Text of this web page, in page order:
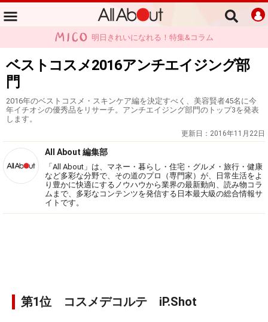
明日きれいになれる！特集&コラム
ベストコスメ2016アンチエイジング部
門
2016年のベストコスメ・スキンケア編を決定すべく、美容賢者45名に今
年イチオシの優秀品をリサーチ。アンチエイジング部門のトップ3を発表
します。
更新日： 2016年11月22日
All About 編集部
「All About」は、マネー・暮らし・住宅・グルメ・旅行・健康
など多彩な分野で、その道のプロ（専門家）が、日常生活をよ
り豊かに快適にするノウハウから業界の最新動向、読み物コラ
ムまで、多彩なコンテンツを発信する日本最大級の総合情報サ
イトです。
第1位 コスメデコルテ iP.Shot